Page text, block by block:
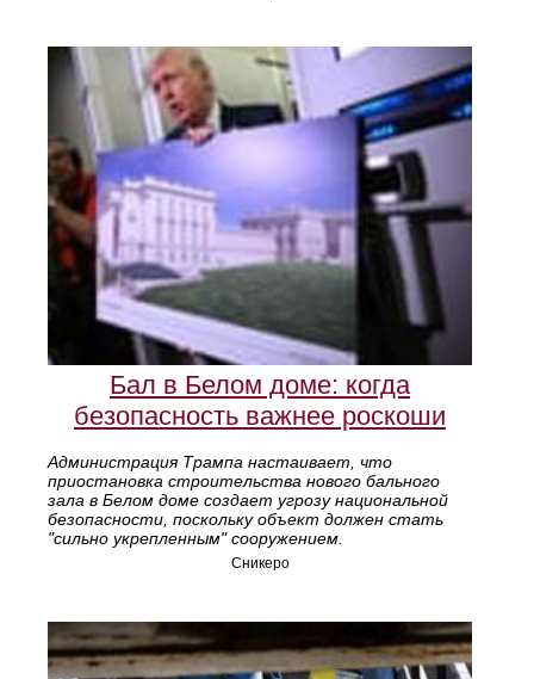
Бал в Белом доме: когда
безопасность важнее роскоши
Администрация Трампа настаивает, что
приостановка строительства нового бального
зала в Белом доме создает угрозу национальной
безопасности, поскольку объект должен стать
"сильно укрепленным" сооружением.
Сникеро